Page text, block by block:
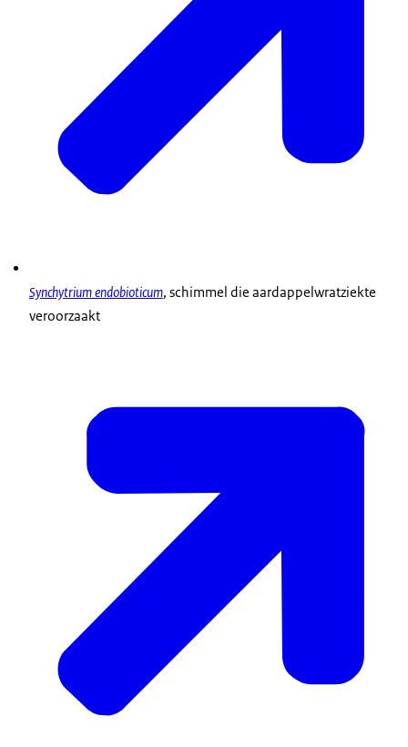
Synchytrium endobioticum, schimmel die aardappelwratziekte
veroorzaakt